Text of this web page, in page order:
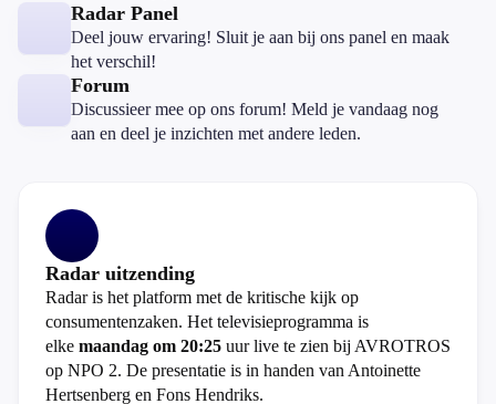
Radar Panel
Deel jouw ervaring! Sluit je aan bij ons panel en maak
het verschil!
Forum
Discussieer mee op ons forum! Meld je vandaag nog
aan en deel je inzichten met andere leden.
Radar uitzending
Radar is het platform met de kritische kijk op
consumentenzaken. Het televisieprogramma is
elke maandag om 20:25 uur live te zien bij AVROTROS
op NPO 2. De presentatie is in handen van Antoinette
Hertsenberg en Fons Hendriks.